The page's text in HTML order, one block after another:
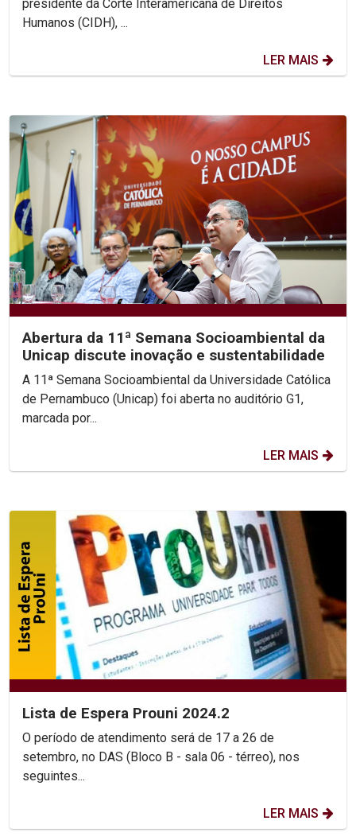
presidente da Corte Interamericana de Direitos
Humanos (CIDH), ...
LER MAIS
Abertura da 11ª Semana Socioambiental da
Unicap discute inovação e sustentabilidade
A 11ª Semana Socioambiental da Universidade Católica
de Pernambuco (Unicap) foi aberta no auditório G1,
marcada por...
LER MAIS
Lista de Espera Prouni 2024.2
O período de atendimento será de 17 a 26 de
setembro, no DAS (Bloco B - sala 06 - térreo), nos
seguintes...
LER MAIS